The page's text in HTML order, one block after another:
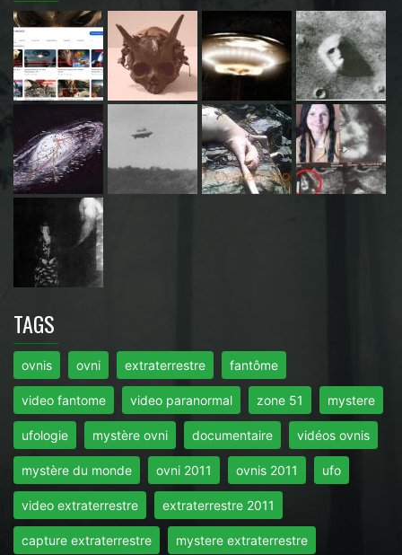
TAGS
ovnis ovni extraterrestre fantôme
video fantome video paranormal zone 51 mystere
ufologie mystère ovni documentaire vidéos ovnis
mystère du monde ovni 2011 ovnis 2011 ufo
video extraterrestre extraterrestre 2011
capture extraterrestre mystere extraterrestre